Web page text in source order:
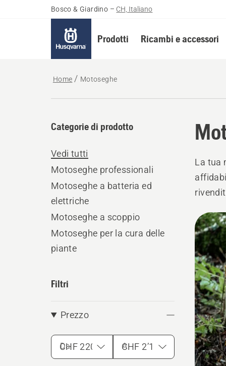
Bosco & Giardino – CH, Italiano
Prodotti Ricambi e accessori
Home Motoseghe
Categorie di prodotto
Vedi tutti
Motoseghe professionali
Motoseghe a batteria ed
elettriche
Motoseghe a scoppio
Motoseghe per la cura delle
piante
Filtri
Prezzo
Da A
La tua
Tutti
i